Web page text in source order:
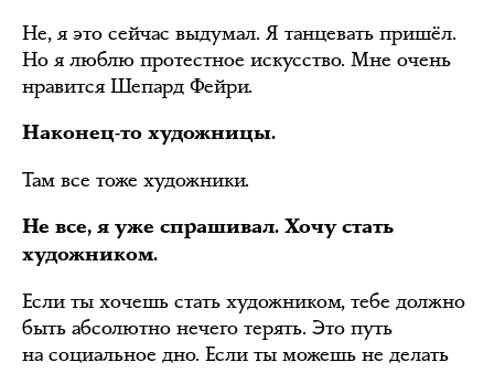
Не, я это сейчас выдумал. Я танцевать пришёл.
Но я люблю протестное искусство. Мне очень
нравится Шепард Фейри.
Наконец-то художницы.
Там все тоже художники.
Не все, я уже спрашивал. Хочу стать
художником.
Если ты хочешь стать художником, тебе должно
быть абсолютно нечего терять. Это путь
на социальное дно. Если ты можешь не делать